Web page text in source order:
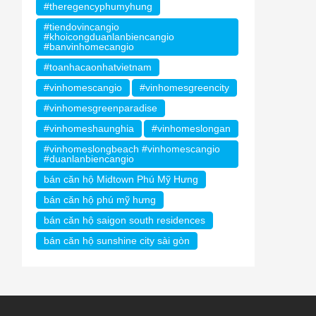
#theregencyphumyhung
#tiendovincangio
#khoicongduanlanbiencangio
#banvinhomecangio
#toanhacaonhatvietnam
#vinhomescangio
#vinhomesgreencity
#vinhomesgreenparadise
#vinhomeshaunghia
#vinhomeslongan
#vinhomeslongbeach #vinhomescangio
#duanlanbiencangio
bán căn hộ Midtown Phú Mỹ Hưng
bán căn hộ phú mỹ hưng
bán căn hộ saigon south residences
bán căn hộ sunshine city sài gòn